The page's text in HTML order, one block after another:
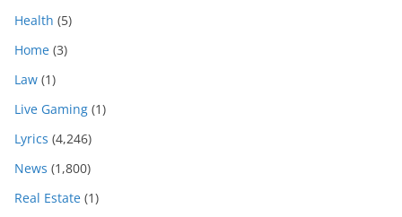
Health (5)
Home (3)
Law (1)
Live Gaming (1)
Lyrics (4,246)
News (1,800)
Real Estate (1)